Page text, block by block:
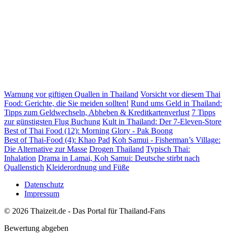
Warnung vor giftigen Quallen in Thailand Vorsicht vor diesem Thai
Food: Gerichte, die Sie meiden sollten! Rund ums Geld in Thailand:
Tipps zum Geldwechseln, Abheben & Kreditkartenverlust 7 Tipps
zur günstigsten Flug Buchung Kult in Thailand: Der 7-Eleven-Store
Best of Thai Food (12): Morning Glory - Pak Boong
Best of Thai-Food (4): Khao Pad Koh Samui - Fisherman’s Village:
Die Alternative zur Masse Drogen Thailand Typisch Thai:
Inhalation Drama in Lamai, Koh Samui: Deutsche stirbt nach
Quallenstich Kleiderordnung und Füße
Datenschutz
Impressum
© 2026 Thaizeit.de - Das Portal für Thailand-Fans
Bewertung abgeben